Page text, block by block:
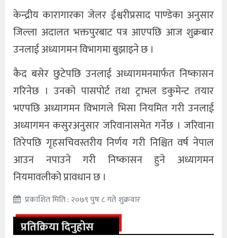
केन्द्रीय कारागारका जेलर ईश्वरीप्रसाद पाण्डेका अनुसार
जिल्ला अदालत भक्तपुरबाट पत्र आएपछि आज शुक्रबार
उनलाई अध्यागमन विभागमा बुझाइने छ ।
कैद बसेर छुटेपछि उनलाई अध्यागमनमार्फत निष्कासन
गरिनेछ । उनको पासपोर्ट तथा ट्राभल डकुमेन्ट तयार
भएपछि अध्यागमन विभागले भिसा नियमित गरी उनलाई
अध्यागमन कसुरअनुसार जरिवानासमेत गर्नेछ । जरिवाना
तिरेपछि गृहसचिवस्तरीय निर्णय गरी निश्चित वर्ष नेपाल
आउन नपाउने गरी निष्कासन हुने अध्यागमन
नियमावलीको प्रावधान छ ।
प्रकाशित मिति : २०७९ पुष ८ गते शुक्रवार
प्रतिक्रिया दिनुहोस